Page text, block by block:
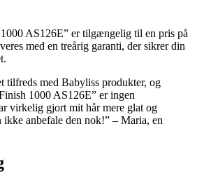
AS126E” er tilgængelig til en pris på
med en treårig garanti, der sikrer din
tilfreds med Babyliss produkter, og
1000 AS126E” er ingen
virkelig gjort mit hår mere glat og
ikke anbefale den nok!” – Maria, en